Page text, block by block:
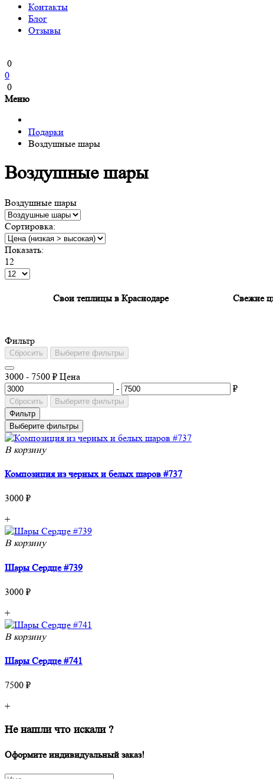
Контакты
Блог
Отзывы
0
0
0
Меню
Подарки
Воздушные шары
Воздушные шары
Воздушные шары
Сортировка:
Показать:
12
Свои теплицы в Краснодаре Свежие
Фильтp
Сбросить Выберите фильтры
3000 - 7500 ₽ Цена
-
₽
Сбросить
Выберите фильтры
Фильтр
Выберите фильтры
В корзину
Композиция из черных и белых шаров #737
3000 ₽
+
В корзину
Шары Сердце #739
3000 ₽
+
В корзину
Шары Сердце #741
7500 ₽
+
Не нашли что искали ?
Оформите индивидуальный заказ!